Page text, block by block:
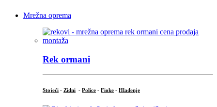
Mrežna oprema
Rek ormani
Stojeći - Zidni - Police - Fioke - Hlađenje